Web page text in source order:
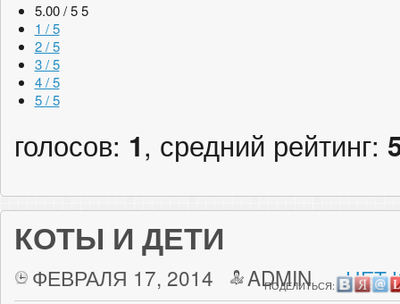
5.00 / 5 5
1 / 5
2 / 5
3 / 5
4 / 5
5 / 5
голосов: 1, средний рейтинг:
КОТЫ И ДЕТИ
ФЕВРАЛЯ 17, 2014 ADMIN НЕТ
ПОДЕЛИТЬСЯ: